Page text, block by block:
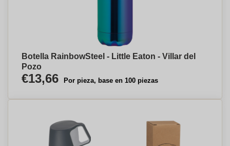
Botella RainbowSteel - Little Eaton - Villar del
Pozo
€13,66 Por pieza, base en 100 piezas